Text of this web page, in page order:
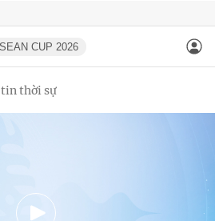
CUP 2026
tin thời sự